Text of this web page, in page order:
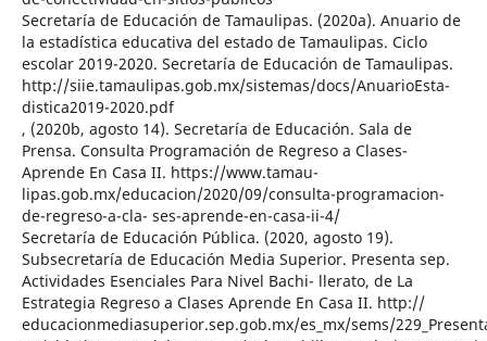
Secretaría de Educación de Tamaulipas. (2020a). Anuario de
la estadística educativa del estado de Tamaulipas. Ciclo
escolar 2019-2020. Secretaría de Educación de Tamaulipas.
http://siie.tamaulipas.gob.mx/sistemas/docs/AnuarioEsta-
distica2019-2020.pdf
, (2020b, agosto 14). Secretaría de Educación. Sala de
Prensa. Consulta Programación de Regreso a Clases-
Aprende En Casa II. https://www.tamau-
lipas.gob.mx/educacion/2020/09/consulta-programacion-
de-regreso-a-cla- ses-aprende-en-casa-ii-4/
Secretaría de Educación Pública. (2020, agosto 19).
Subsecretaría de Educación Media Superior. Presenta sep.
Actividades Esenciales Para Nivel Bachi- llerato, de La
Estrategia Regreso a Clases Aprende En Casa II. http://
educacionmediasuperior.sep.gob.mx/es_mx/sems/